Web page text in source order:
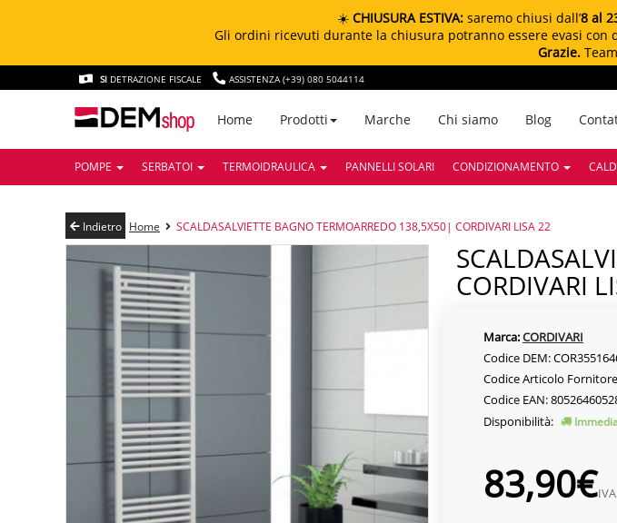
☀️ CHIUSURA ESTIVA: saremo chiusi dall’8 al
Gli ordini ricevuti durante la chiusura potranno essere evasi con
Grazie.
SI DETRAZIONE FISCALE ASSISTENZA (+39) 080 5044114
Home Prodotti Marche Chi siamo Blog
POMPE SERBATOI TERMOIDRAULICA PANNELLI SOLARI CONDIZIONAMENTO
Indietro Home SCALDASALVIETTE BAGNO TERMOARREDO 138,5X50| CORDIVARI LISA 22
SCALDASALVIETTE BAGNO TERMOARREDO 138,5X50|
CORDIVARI
Marca:CORDIVARI
Codice DEM:
Codice Articolo
Codice EAN:
Disponibilità:
83,90€